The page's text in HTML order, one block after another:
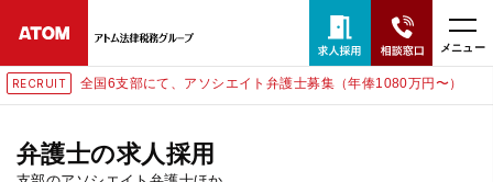
メニュー
RECRUIT 全国6支部にて、アソシエイト弁護士募集（年俸1080万円〜）
弁護士の求人採用
24時間365日全国対応
無料相談窓口はこちら